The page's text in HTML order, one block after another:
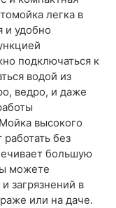
легка в
и удобно
подключаться к
водой из
ведро, и даже
высокого
без
большую
можете
загрязнений в
или на даче.